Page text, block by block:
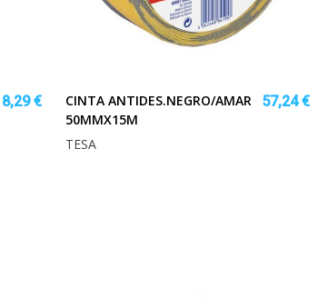
8,29 €
CINTA ANTIDES.NEGRO/AMAR
50MMX15M
57,24 €
TESA